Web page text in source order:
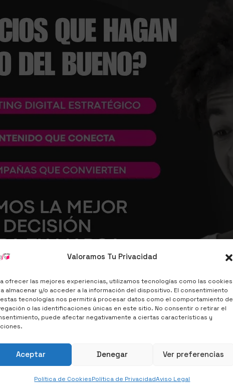
Valoramos Tu Privacidad
ofrecer las mejores experiencias, utilizamos tecnologías como las cookies
almacenar y/o acceder a la información del dispositivo. El consentimiento
tecnologías nos permitirá procesar datos como el comportamiento de
o las identificaciones únicas en este sitio. No consentir o retirar el
puede afectar negativamente a ciertas características y
Aceptar Denegar Ver preferencias
Política de CookiesPolítica de PrivacidadAviso Legal